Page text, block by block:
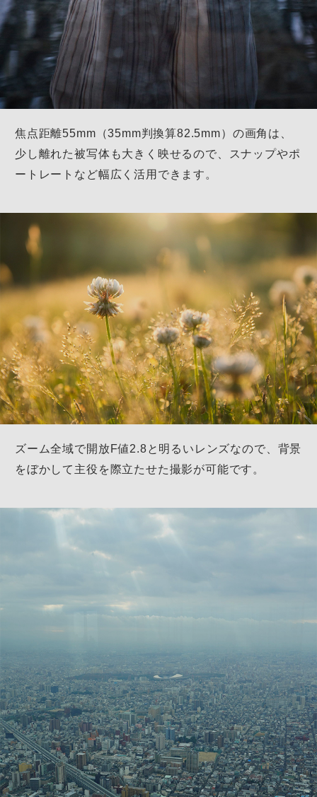
焦点距離55mm（35mm判換算82.5mm）の画角は、
少し離れた被写体も大きく映せるので、
スナップやポ
ートレートなど幅広く活用できます。
ズーム全域で開放F値2.8と明るいレンズなので、 背景
をぼかして主役を際立たせた撮影が可能です。